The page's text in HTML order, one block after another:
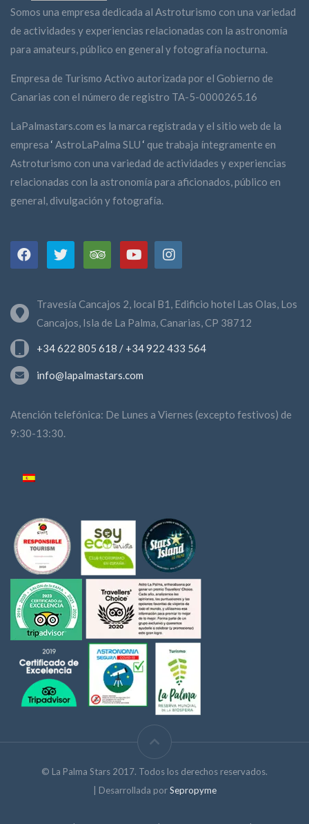
Somos una empresa dedicada al Astroturismo con una variedad
de actividades y experiencias relacionadas con la astronomía
para amateurs, público en general y fotografía nocturna.
Empresa de Turismo Activo autorizada por el Gobierno de
Canarias con el número de registro TA-5-0000265.16
LaPalmastars.com es la marca registrada y el sitio web de la
empresa ‘ AstroLaPalma SLU ‘ que trabaja íntegramente en
Astroturismo con una variedad de actividades y experiencias
relacionadas con la astronomía para aficionados, público en
general, divulgación y fotografía.
Travesía Cancajos 2, local B1, Edificio hotel Las Olas, Los
Cancajos, Isla de La Palma, Canarias, CP 38712
+34 622 805 618 / +34 922 433 564
info@lapalmastars.com
Atención telefónica: De Lunes a Viernes (excepto festivos) de
9:30-13:30.
© La Palma Stars 2017. Todos los derechos reservados.
| Desarrollada porSepropyme